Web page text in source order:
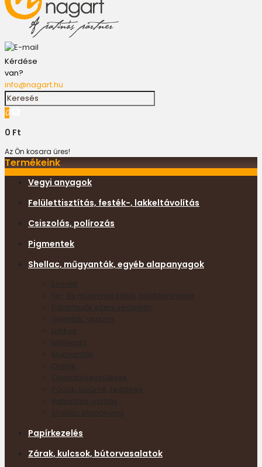
Kérdése
van?
info@nagart.hu
0
0 Ft
Az Ön kosara üres!
Termékeink
Vegyi anyagok
Felülettisztítás, festék-, lakkeltávolítás
Csiszolás, polírozás
Pigmentek
Shellac, műgyanták, egyéb alapanyagok
Enyvek
Fa- és műanyag kittek, kitöltőanyagok
Fakártevők elleni védelem
Gyanták, viaszok
Lakkok
Méhviasz
Műgyanták
Olajok
Olvasztókészülékek
Pácok, lazúrok, festékek
Retusálás, javítás
Papírkezelés
Zárak, kulcsok, bútorvasalatok